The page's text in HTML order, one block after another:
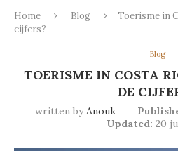
Home Blog
Toerisme in
cijfers?
Blog
TOERISME IN COSTA
DE
written byAnouk
Updated: 20